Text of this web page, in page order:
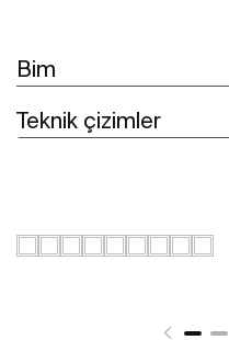
Bim
Teknik çizimler